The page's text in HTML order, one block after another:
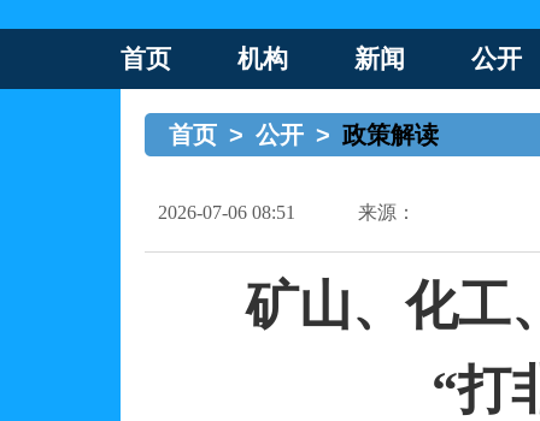
首页 机构 新闻 公开
首页 > 公开 > 政策解读
2026-07-06 08:51 来源：
矿山、化工
“打